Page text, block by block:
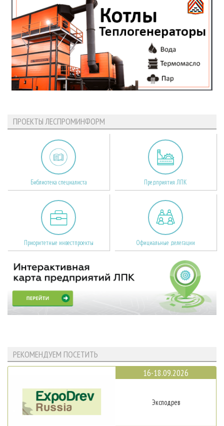
ПРОЕКТЫ ЛЕСПРОМИНФОРМ
Библиотека специалиста Предприятия ЛПК
Приоритетные инвестпроекты Официальные делегации
РЕКОМЕНДУЕМ ПОСЕТИТЬ
16-18.09.2026
Эксподрев